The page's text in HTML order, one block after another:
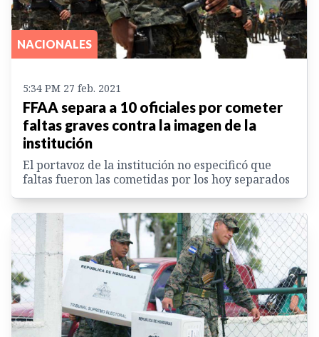
NACIONALES
5:34 PM 27 feb. 2021
FFAA separa a 10 oficiales por cometer
faltas graves contra la imagen de la
institución
El portavoz de la institución no especificó que
faltas fueron las cometidas por los hoy separados